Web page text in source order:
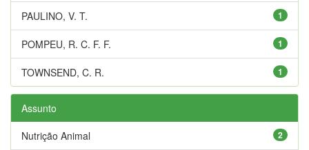
1
PAULINO, V. T.
1
POMPEU, R. C. F. F.
1
TOWNSEND, C. R.
Assunto
2
Nutrição Animal